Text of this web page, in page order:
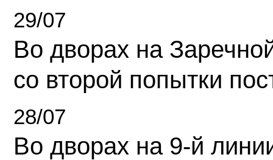
29/07
Во дворах на
со второй попытки
28/07
Во дворах на 9-й